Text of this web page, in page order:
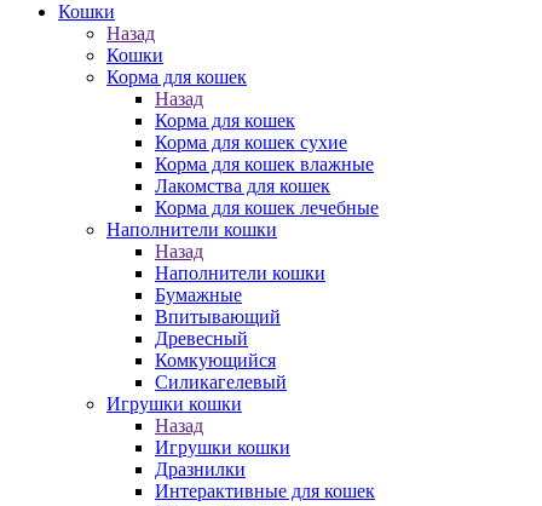
Кошки
Назад
Кошки
Корма для кошек
Назад
Корма для кошек
Корма для кошек сухие
Корма для кошек влажные
Лакомства для кошек
Корма для кошек лечебные
Наполнители кошки
Назад
Наполнители кошки
Бумажные
Впитывающий
Древесный
Комкующийся
Силикагелевый
Игрушки кошки
Назад
Игрушки кошки
Дразнилки
Интерактивные для кошек